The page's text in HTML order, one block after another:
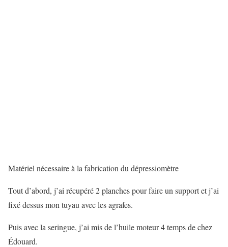
Matériel nécessaire à la fabrication du dépressiomètre
Tout d’abord, j’ai récupéré 2 planches pour faire un support et j’ai
fixé dessus mon tuyau avec les agrafes.
Puis avec la seringue, j’ai mis de l’huile moteur 4 temps de chez
Édouard.